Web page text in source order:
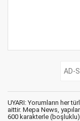
UYARI: Yorumların her
aittir. Mepa News,
600 karakterle (boşluklu)